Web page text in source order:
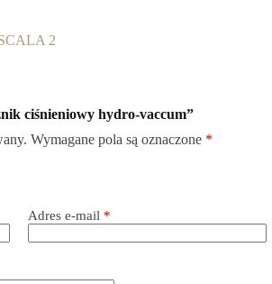
2
ciśnieniowy hydro-vaccum”
Wymagane pola są oznaczone *
Adres e-mail *